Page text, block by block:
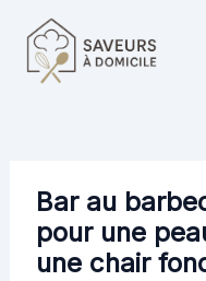
contenu
Bar au
pour une
une chair